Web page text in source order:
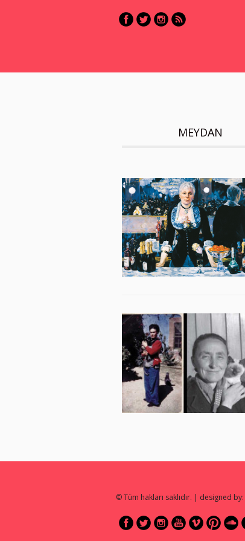
MEYDAN
© Tüm hakları saklıdır. | designed by: